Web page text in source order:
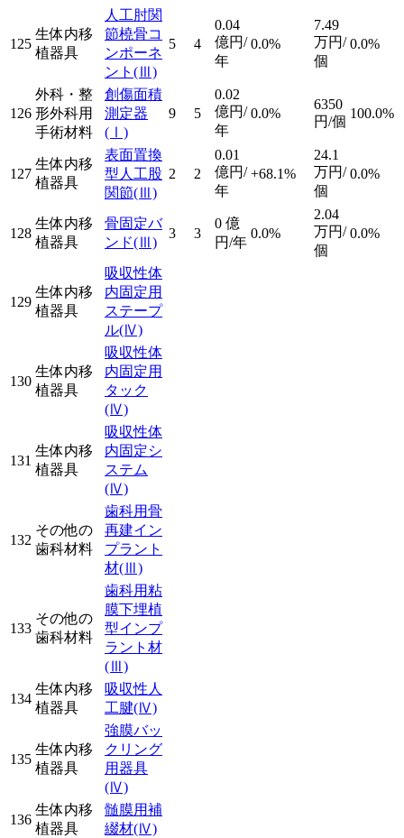
125
生体内移
植器具
人工肘関
節橈骨コ
ンポーネ
ント (Ⅲ)
5 4
0.04
億円/
年
0.0%
7.49
万円/
個
0.0%
126
外科・整
形外科用
手術材料
創傷面積
測定器
(Ⅰ)
9 5
0.02
億円/
年
0.0%
6350
円/個
100.0%
127
生体内移
植器具
表面置換
型人工股
関節(Ⅲ)
2 2
0.01
億円/
年
+68.1%
24.1
万円/
個
0.0%
128
生体内移
植器具
骨固定バ
ンド(Ⅲ)
3 3
0 億
円/年
0.0%
2.04
万円/
個
0.0%
129
生体内移
植器具
吸収性体
内固定用
ステープ
ル(Ⅳ)
130
生体内移
植器具
吸収性体
内固定用
タック
(Ⅳ)
131
生体内移
植器具
吸収性体
内固定シ
ステム
(Ⅳ)
132
その他の
歯科材料
歯科用骨
再建イン
プラント
材(Ⅲ)
133
その他の
歯科材料
歯科用粘
膜下埋植
型インプ
ラント材
(Ⅲ)
134
生体内移
植器具
吸収性人
工腱(Ⅳ)
135
生体内移
植器具
強膜バッ
クリング
用器具
(Ⅳ)
136
生体内移
植器具
髄膜用補
綴材(Ⅳ)